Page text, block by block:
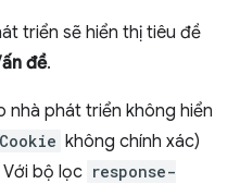
triển sẽ hiển thị tiêu đề
đề.
nhà phát triển không hiển
không chính xác)
bộ lọc response-